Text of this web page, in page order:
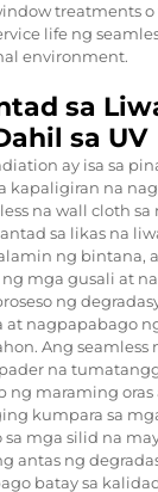
treatments
life ng
environment.
sa
sa UV
ay isa sa
kapaligiran na
na wall cloth sa
sa likas na
ng bintana,
mga gusali at
ng
at nagpapabago
Ang seamless
na
ng maraming oras
kumpara sa
mga silid na
antas ng
batay sa